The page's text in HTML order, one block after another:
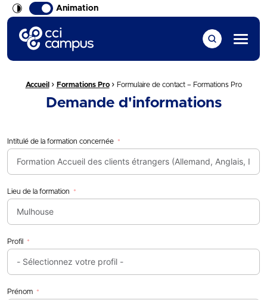
Animation
CCI Campus La formation qui vous ressemble
Menu
Fil d'Ariane :
Accueil › Formations Pro › Formulaire de contact – Formations Pro
Demande d'informations
Intitulé de la formation concernée
Lieu de la formation
Profil
Prénom